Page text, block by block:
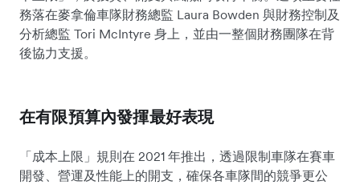
務落在麥拿倫車隊財務總監 Laura Bowden 與財務控制及
分析總監 Tori McIntyre 身上，並由一整個財務團隊在背
後協力支援。
在有限預算內發揮最好表現
「成本上限」規則在 2021 年推出，透過限制車隊在賽車
開發、營運及性能上的開支，確保各車隊間的競爭更公